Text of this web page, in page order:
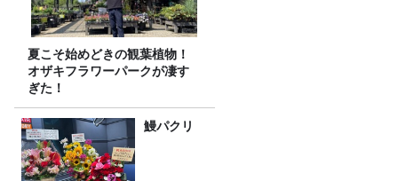
夏こそ始めどきの観葉植物！
オザキフラワーパークが凄す
ぎた！
鰻パクリ